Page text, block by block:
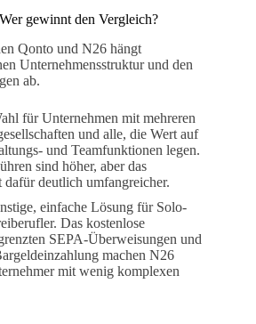
gewinnt den Vergleich?
Qonto und N26 hängt
Unternehmensstruktur und den
ab.
für Unternehmen mit mehreren
und alle, die Wert auf
und Teamfunktionen legen.
sind höher, aber das
dafür deutlich umfangreicher.
einfache Lösung für Solo-
Das kostenlose
SEPA-Überweisungen und
machen N26
mit wenig komplexen